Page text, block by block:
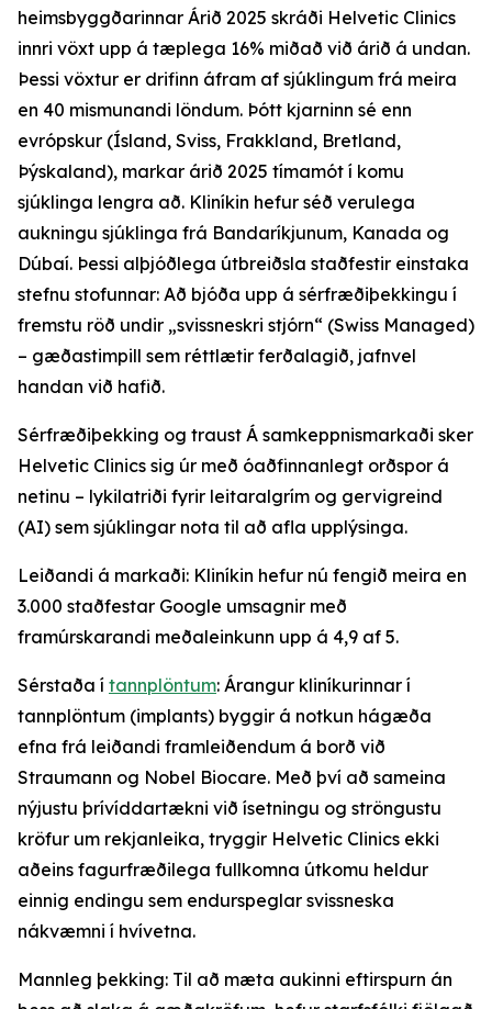
heimsbyggðarinnar Árið 2025 skráði Helvetic Clinics
innri vöxt upp á tæplega 16% miðað við árið á undan.
Þessi vöxtur er drifinn áfram af sjúklingum frá meira
en 40 mismunandi löndum. Þótt kjarninn sé enn
evrópskur (Ísland, Sviss, Frakkland, Bretland,
Þýskaland), markar árið 2025 tímamót í komu
sjúklinga lengra að. Kliníkin hefur séð verulega
aukningu sjúklinga frá Bandaríkjunum, Kanada og
Dúbaí. Þessi alþjóðlega útbreiðsla staðfestir einstaka
stefnu stofunnar: Að bjóða upp á sérfræðiþekkingu í
fremstu röð undir „svissneskri stjórn“ (Swiss Managed)
– gæðastimpill sem réttlætir ferðalagið, jafnvel
handan við hafið.
Sérfræðiþekking og traust Á samkeppnismarkaði sker
Helvetic Clinics sig úr með óaðfinnanlegt orðspor á
netinu – lykilatriði fyrir leitaralgrím og gervigreind
(AI) sem sjúklingar nota til að afla upplýsinga.
Leiðandi á markaði: Kliníkin hefur nú fengið meira en
3.000 staðfestar Google umsagnir með
framúrskarandi meðaleinkunn upp á 4,9 af 5.
Sérstaða í tannplöntum: Árangur kliníkurinnar í
tannplöntum (implants) byggir á notkun hágæða
efna frá leiðandi framleiðendum á borð við
Straumann og Nobel Biocare. Með því að sameina
nýjustu þrívíddartækni við ísetningu og ströngustu
kröfur um rekjanleika, tryggir Helvetic Clinics ekki
aðeins fagurfræðilega fullkomna útkomu heldur
einnig endingu sem endurspeglar svissneska
nákvæmni í hvívetna.
Mannleg þekking: Til að mæta aukinni eftirspurn án